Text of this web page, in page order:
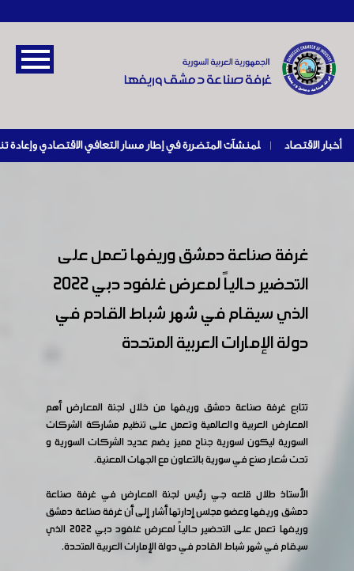
أخبار الاقتصاد |
غرفة صناعة دمشق وريفها تعمل على
التحضير حالياً لمعرض غلفود دبي 2022
الذي سيقام في شهر شباط القادم في
دولة الإمارات العربية المتحدة
تتابع غرفة صناعة دمشق وريفها من خلال لجنة المعارض أهم
المعارض العربية والعالمية وتعمل على تنظيم مشاركة الشركات
السورية ليكون لسورية جناح مميز يضم عديد الشركات السورية و
تحت شعار صنع في سورية بالتعاون مع الجهات المعنية.
الأستاذ طلال قلعه جي رئيس لجنة المعارض في غرفة صناعة
دمشق وريفها وعضو مجلس إدارتها أشار إلى أن غرفة صناعة دمشق
وريفها تعمل على التحضير حالياً لمعرض غلفود دبي 2022 الذي
سيقام في شهر شباط القادم في دولة الإمارات العربية المتحدة.